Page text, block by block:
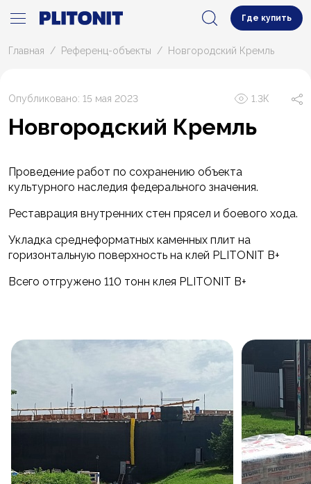
Где купить
Главная Референц-объекты Новгородский Кремль
Опубликовано: 15 мая 2023 1.3К
Новгородский Кремль
Проведение работ по сохранению объекта
культурного наследия федерального значения.
Реставрация внутренних стен прясел и боевого хода.
Укладка среднеформатных каменных плит на
горизонтальную поверхность на клей PLITONIT В+
Всего отгружено 110 тонн клея PLITONIT В+